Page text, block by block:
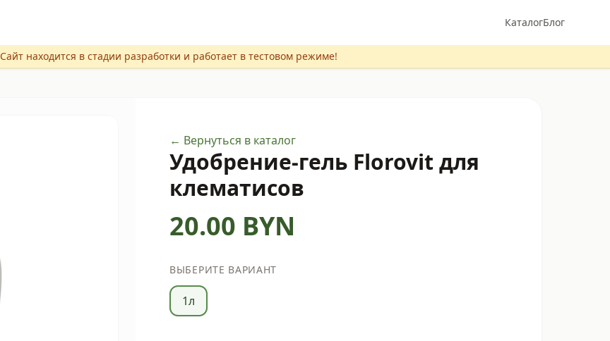
КаталогБлог
Сайт находится в стадии разработки и работает в тестовом режиме!
← Вернуться в каталог
Удобрение-гель Florovit для
клематисов
20.00 BYN
ВЫБЕРИТЕ ВАРИАНТ
1л